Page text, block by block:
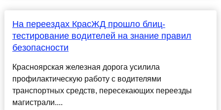
На переездах КрасЖД прошло блиц-
тестирование водителей на знание правил
безопасности
Красноярская железная дорога усилила
профилактическую работу с водителями
транспортных средств, пересекающих переезды
магистрали....